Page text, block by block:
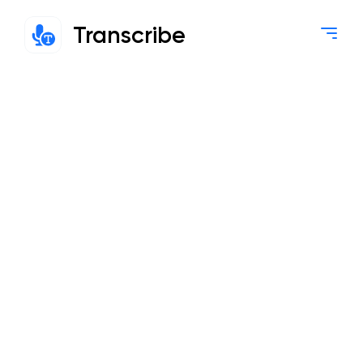
Transcribe